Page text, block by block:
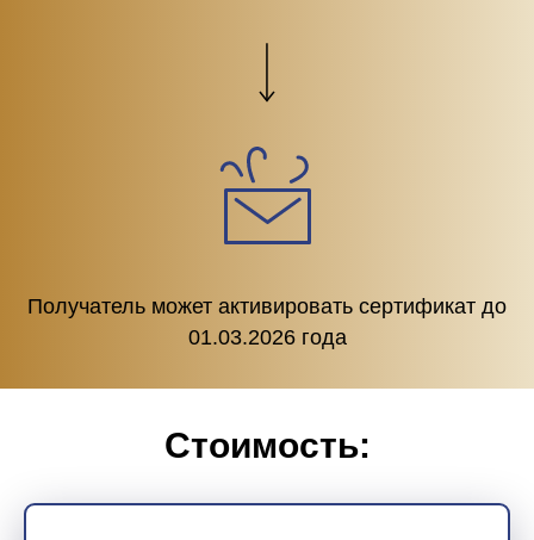
Получатель может активировать сертификат до
01.03.2026 года
Стоимость: